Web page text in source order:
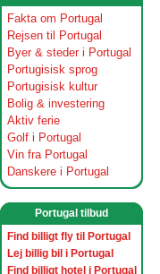
Fakta om Portugal
Rejsen til Portugal
Byer & steder i Portugal
Portugisisk sprog
Portugisisk kultur
Bolig & investering
Aktiv ferie
Golf i Portugal
Vin fra Portugal
Danskere i Portugal
Portugal tilbud
Find billigt fly til Portugal
Lej billig bil i Portugal
Find billigt hotel i Portugal